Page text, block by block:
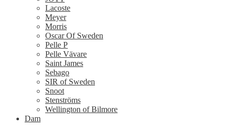
Lacoste
Meyer
Morris
Oscar Of Sweden
Pelle P
Pelle Vävare
Saint James
Sebago
SIR of Sweden
Snoot
Stenströms
Wellington of Bilmore
Dam